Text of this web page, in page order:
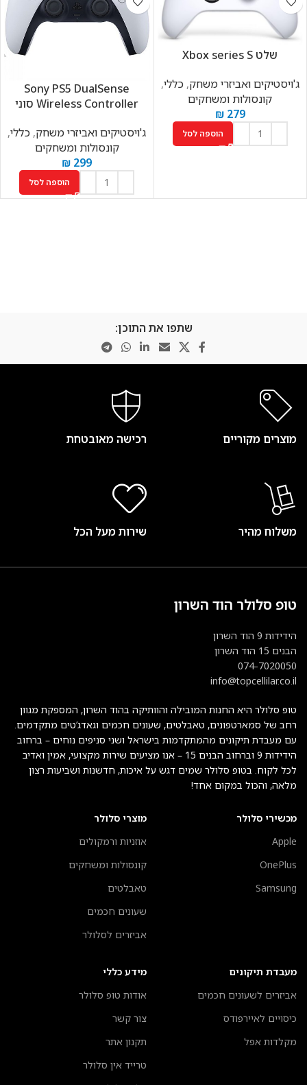
שלט Xbox series S
ג'ויסטיקים ואביזרי משחק,כללי,
קונסולות ומשחקים
₪279
הוספה לסל
Sony PS5 DualSense
Wireless Controller סוני
ג'ויסטיקים ואביזרי משחק, כללי,
קונסולות ומשחקים
₪ 299
הוספה לסל
שתפו את התוכן:
מוצרים מקוריים רכישה מאובטחת
משלוח מהיר שירות מעל הכל
טופ סלולר הוד השרון
הידידות 9 הוד השרון
הבנים 15 הוד השרון
074-7020050
info@topcellilar.co.il
טופ סלולר היא החנות המובילה והוותיקה בהוד השרון, המספקת מגוון
רחב של סמארטפונים, טאבלטים, שעונים חכמים וגאדג’טים מתקדמים.
עם מעבדת תיקונים מהמתקדמות בישראל ושני סניפים נוחים – ברחוב
הידידות 9 וברחוב הבנים 15 – אנו מציעים שירות מקצועי, אמין ואדיב
לכל לקוח. בטופ סלולר שמים דגש על איכות, חדשנות ושביעות רצון
מלאה, והכול במקום אחד!
מכשירי סלולר
Apple
OnePlus
Samsung
מוצרי סלולר
אוזניות ורמקולים
קונסולות ומשחקים
טאבלטים
שעונים חכמים
אביזרים לסלולר
מעבדת תיקונים
אביזרים לשעונים חכמים
כיסויים לאיירפודס
מקלדות אפל
מידע כללי
אודות טופ סלולר
צור קשר
תקנון אתר
טרייד אין סלולר